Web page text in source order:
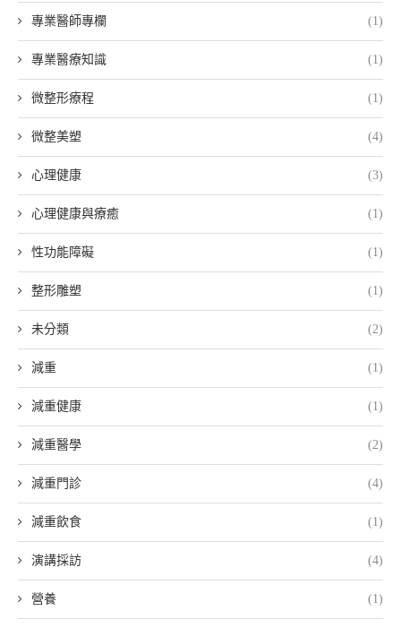
專業醫師專欄 (1)
專業醫療知識 (1)
微整形療程 (1)
微整美塑 (4)
心理健康 (3)
心理健康與療癒 (1)
性功能障礙 (1)
整形雕塑 (1)
未分類 (2)
減重 (1)
減重健康 (1)
減重醫學 (2)
減重門診 (4)
減重飲食 (1)
演講採訪 (4)
營養 (1)